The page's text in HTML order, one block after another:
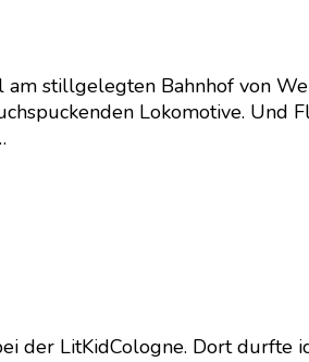
stillgelegten Bahnhof von
Lokomotive. Und
der LitKidCologne. Dort